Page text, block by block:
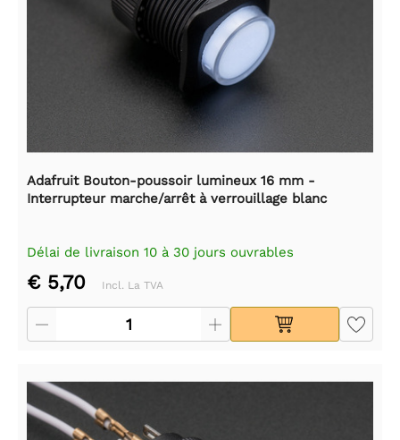
Adafruit Bouton-poussoir lumineux 16 mm -
Interrupteur marche/arrêt à verrouillage blanc
Délai de livraison 10 à 30 jours ouvrables
€ 5,70 Incl. La TVA